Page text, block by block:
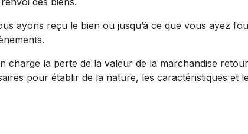
ayons reçu le bien ou jusqu’à ce que vous ayez
charge la perte de la valeur de la marchandise
pour établir de la nature, les caractéristiques et